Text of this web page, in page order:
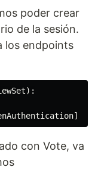
poder crear
de la sesión.
los endpoints
):
]
con Vote, va